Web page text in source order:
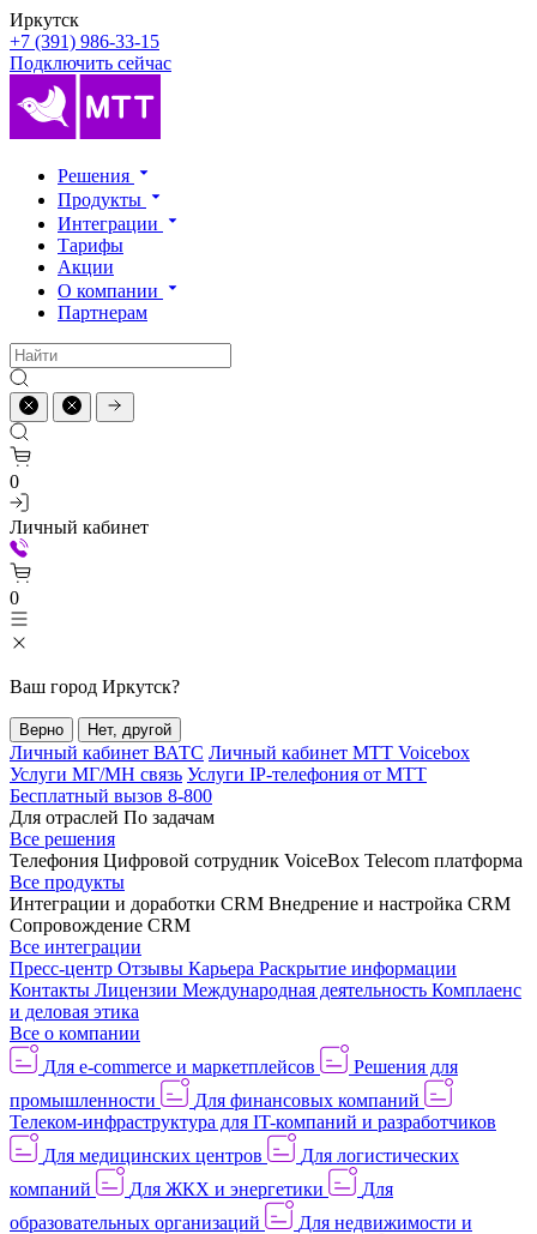
Иркутск
+7 (391) 986-33-15
Подключить сейчас
Решения
Продукты
Интеграции
Тарифы
Акции
О компании
Партнерам
0
Личный кабинет
0
Ваш город Иркутск?
Верно Нет, другой
Личный кабинет ВАТС Личный кабинет МТТ Voicebox
Услуги МГ/МН связь Услуги IP-телефония от МТТ
Бесплатный вызов 8-800
Для отраслей По задачам
Все решения
Телефония Цифровой сотрудник VoiceBox Telecom платформа
Все продукты
Интеграции и доработки CRM Внедрение и настройка CRM
Сопровождение CRM
Все интеграции
Пресс-центр Отзывы Карьера Раскрытие информации
Контакты Лицензии Международная деятельность Комплаенс
и деловая этика
Все о компании
Для e-commerce и маркетплейсов
Решения для
промышленности
Для финансовых компаний
Телеком-инфраструктура для IT-компаний и разработчиков
Для медицинских центров
Для логистических
компаний
Для ЖКХ и энергетики
Для
образовательных организаций
Для недвижимости и